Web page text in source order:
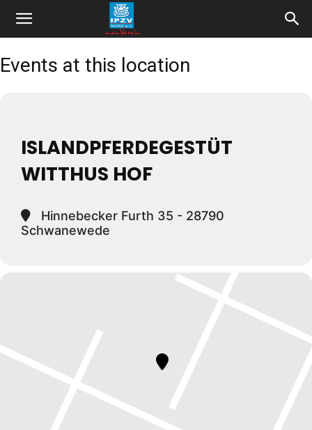
Events at this location
ISLANDPFERDEGESTÜT
WITTHUS HOF
Hinnebecker Furth 35 - 28790
Schwanewede